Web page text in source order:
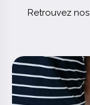
Retrouvez